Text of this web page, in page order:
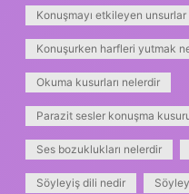
Konuşmayı etkileyen
Konuşurken harfleri yutmak
Okuma kusurları nelerdir
Parazit sesler konuşma
Ses bozuklukları nelerdir
Söyleyiş dili nedir